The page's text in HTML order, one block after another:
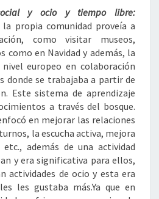
y ocio y tiempo libre:
la propia comunidad proveía a
como visitar museos,
como en Navidad y además, la
europeo en colaboración
donde se trabajaba a partir de
Este sistema de aprendizaje
a través del bosque.
en mejorar las relaciones
la escucha activa, mejora
además de una actividad
y era significativa para ellos,
actividades de ocio y esta era
les gustaba más.Ya que en